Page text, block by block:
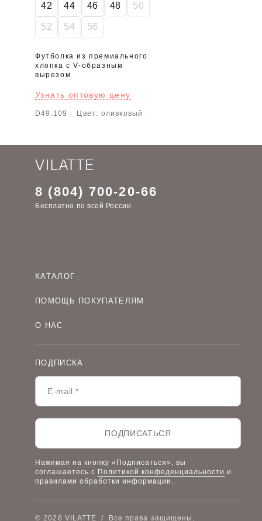
42 44 46 48 50
52 54 56
Футболка из премиального
хлопка с V-образным
вырезом
Узнать оптовую цену
D49.109 Цвет: оливковый
8 (804) 700-20-66
Бесплатно по всей России
КАТАЛОГ
Детская одежда оптом
ПОМОЩЬ ПОКУПАТЕЛЯМ
Условия сотрудничества
Таблицы размеров
О НАС
Политика конфиденциальности
Наши дилеры
Наш розничный интернет-магазин
ПОДПИСКА
ПОДПИСАТЬСЯ
Нажимая на кнопку «Подписаться», вы
соглашаетесь с Политикой конфеденциальности и
правилами обработки информации.
© 2026 VILATTE / Все права защищены.